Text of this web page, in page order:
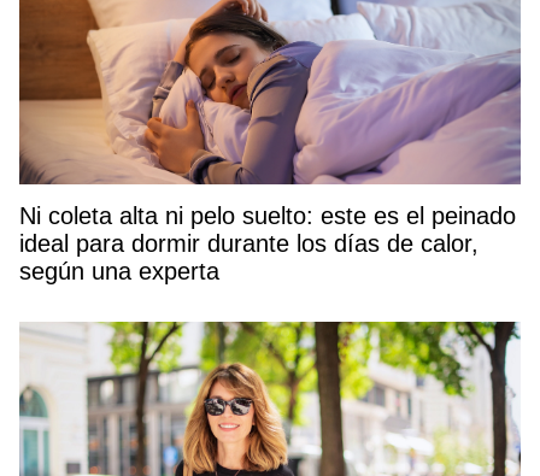
Ni coleta alta ni pelo suelto: este es el peinado
ideal para dormir durante los días de calor,
según una experta